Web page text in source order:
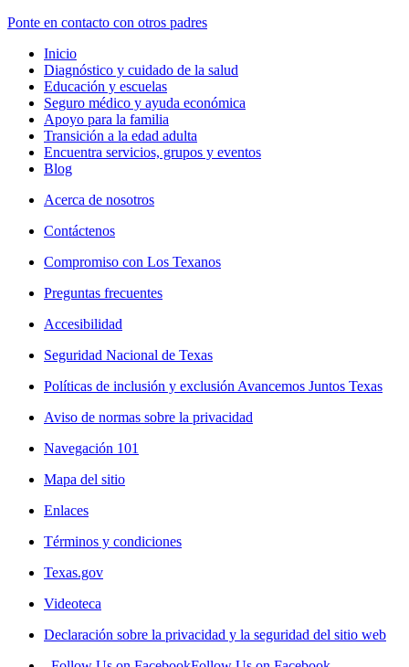
Ponte en contacto con otros padres
Inicio
Diagnóstico y cuidado de la salud
Educación y escuelas
Seguro médico y ayuda económica
Apoyo para la familia
Transición a la edad adulta
Encuentra servicios, grupos y eventos
Blog
Acerca de nosotros
Contáctenos
Compromiso con Los Texanos
Preguntas frecuentes
Accesibilidad
Seguridad Nacional de Texas
Políticas de inclusión y exclusión Avancemos Juntos Texas
Aviso de normas sobre la privacidad
Navegación 101
Mapa del sitio
Enlaces
Términos y condiciones
Texas.gov
Videoteca
Declaración sobre la privacidad y la seguridad del sitio web